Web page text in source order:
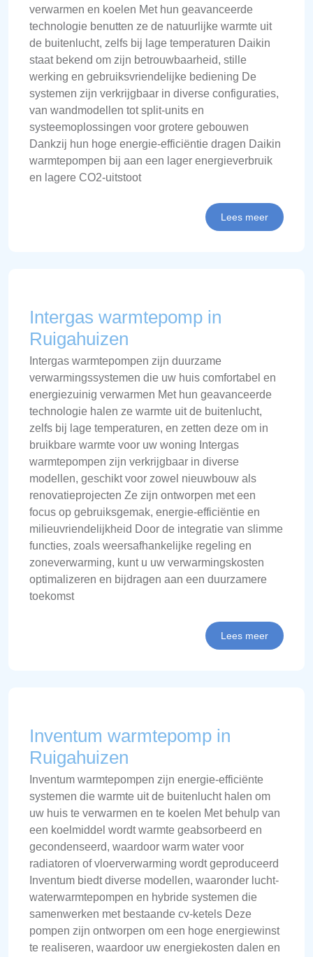
verwarmen en koelen Met hun geavanceerde
technologie benutten ze de natuurlijke warmte uit
de buitenlucht, zelfs bij lage temperaturen Daikin
staat bekend om zijn betrouwbaarheid, stille
werking en gebruiksvriendelijke bediening De
systemen zijn verkrijgbaar in diverse configuraties,
van wandmodellen tot split-units en
systeemoplossingen voor grotere gebouwen
Dankzij hun hoge energie-efficiëntie dragen Daikin
warmtepompen bij aan een lager energieverbruik
en lagere CO2-uitstoot
Lees meer
Intergas warmtepomp in
Ruigahuizen
Intergas warmtepompen zijn duurzame
verwarmingssystemen die uw huis comfortabel en
energiezuinig verwarmen Met hun geavanceerde
technologie halen ze warmte uit de buitenlucht,
zelfs bij lage temperaturen, en zetten deze om in
bruikbare warmte voor uw woning Intergas
warmtepompen zijn verkrijgbaar in diverse
modellen, geschikt voor zowel nieuwbouw als
renovatieprojecten Ze zijn ontworpen met een
focus op gebruiksgemak, energie-efficiëntie en
milieuvriendelijkheid Door de integratie van slimme
functies, zoals weersafhankelijke regeling en
zoneverwarming, kunt u uw verwarmingskosten
optimalizeren en bijdragen aan een duurzamere
toekomst
Lees meer
Inventum warmtepomp in
Ruigahuizen
Inventum warmtepompen zijn energie-efficiënte
systemen die warmte uit de buitenlucht halen om
uw huis te verwarmen en te koelen Met behulp van
een koelmiddel wordt warmte geabsorbeerd en
gecondenseerd, waardoor warm water voor
radiatoren of vloerverwarming wordt geproduceerd
Inventum biedt diverse modellen, waaronder lucht-
waterwarmtepompen en hybride systemen die
samenwerken met bestaande cv-ketels Deze
pompen zijn ontworpen om een hoge energiewinst
te realiseren, waardoor uw energiekosten dalen en